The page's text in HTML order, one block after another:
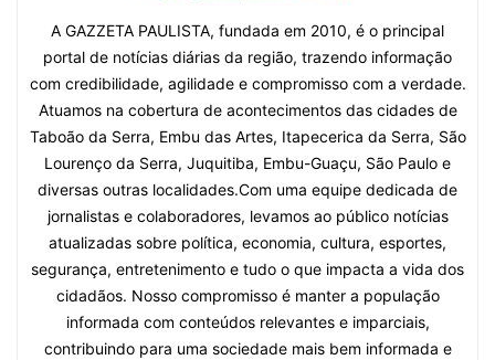
A GAZZETA PAULISTA, fundada em 2010, é o principal
portal de notícias diárias da região, trazendo informação
com credibilidade, agilidade e compromisso com a verdade.
Atuamos na cobertura de acontecimentos das cidades de
Taboão da Serra, Embu das Artes, Itapecerica da Serra, São
Lourenço da Serra, Juquitiba, Embu-Guaçu, São Paulo e
diversas outras localidades.Com uma equipe dedicada de
jornalistas e colaboradores, levamos ao público notícias
atualizadas sobre política, economia, cultura, esportes,
segurança, entretenimento e tudo o que impacta a vida dos
cidadãos. Nosso compromisso é manter a população
informada com conteúdos relevantes e imparciais,
contribuindo para uma sociedade mais bem informada e